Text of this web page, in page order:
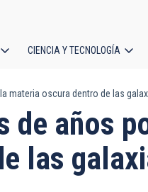
CIENCIA Y TECNOLOGÍA
materia oscura dentro de las
años
las